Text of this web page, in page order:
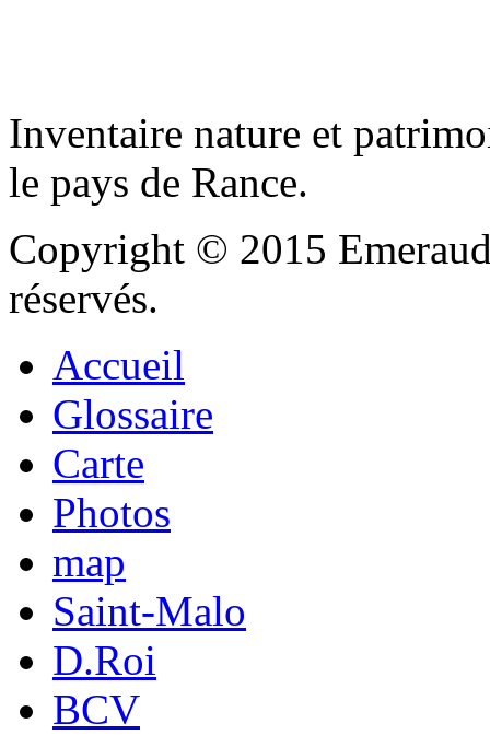
Inventaire nature et
le pays de Rance.
Copyright © 2015
réservés.
Accueil
Glossaire
Carte
Photos
map
Saint-Malo
D.Roi
BCV